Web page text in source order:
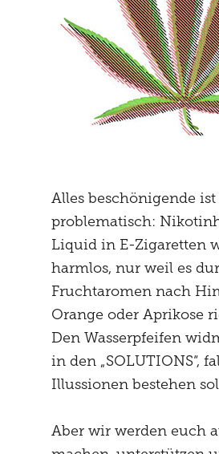
Alles beschönigende
problematisch:
Liquid in E-Zigaretten
harmlos, nur weil es
Fruchtaromen nach
Orange oder Aprikose
Den Wasserpfeifen
in den „SOLUTIONS“,
Illussionen bestehen
Aber wir werden euch